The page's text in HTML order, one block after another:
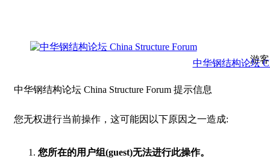
游
中华钢结构论坛
中华钢结构论坛 China Structure Forum 提示信息
您无权进行当前操作，这可能因以下原因之一造成:
您所在的用户组(guest)无法进行此操作。